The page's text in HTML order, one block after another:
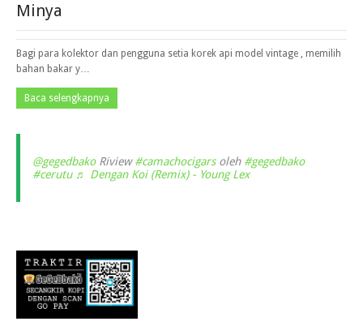
Minya
Bagi para kolektor dan pengguna setia korek api model vintage , memilih
bahan bakar y…
Baca selengkapnya
@gegedbakoRiview#camachocigarsoleh #gegedbako
#cerutu ♬ Dengan Koi (Remix) - Young Lex